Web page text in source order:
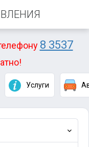
8 3537
Услуги